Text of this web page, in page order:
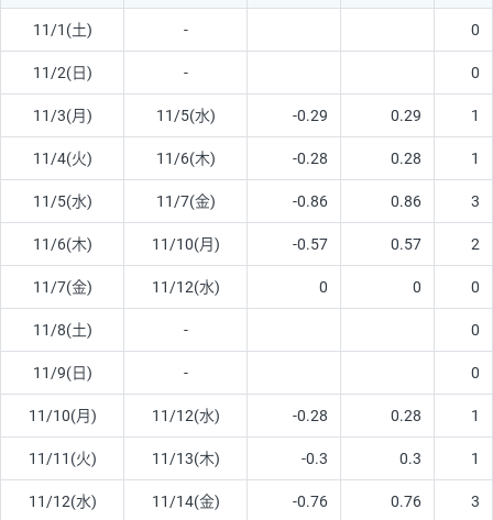
11/1(土) - 0
11/2(日) - 0
11/3(月) 11/5(水) -0.29 0.29 1
11/4(火) 11/6(木) -0.28 0.28 1
11/5(水) 11/7(金) -0.86 0.86 3
11/6(木) 11/10(月) -0.57 0.57 2
11/7(金) 11/12(水) 0 0 0
11/8(土) - 0
11/9(日) - 0
11/10(月) 11/12(水) -0.28 0.28 1
11/11(火) 11/13(木) -0.3 0.3 1
11/12(水) 11/14(金) -0.76 0.76 3